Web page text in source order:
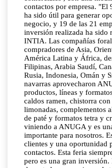
contactos por empresa. "El
ha sido útil para generar
negocio, y 19 de las 21
inversión realizada ha sido
INTIA. Las compañías
compradores de Asia,
América Latina y África,
Filipinas, Arabia Saudí,
Rusia, Indonesia, Omán y
navarras aprovecharon
productos, líneas y
caldos ramen, chistorra
limonadas, complementos
de paté y formatos tetra y
viniendo a ANUGA y es
importante para nosotros.
clientes y una oportunidad
contactos. Esta feria
pero es una gran